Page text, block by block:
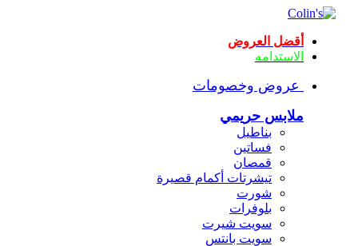
أقضل العروض
الاستدامه
عروض وخصومات
ملابس حريمي
بناطيل
فساتين
قمصان
تيشرتات أكمام قصيرة
شورت
بلوفرات
سويت شيرت
سويت بانتس